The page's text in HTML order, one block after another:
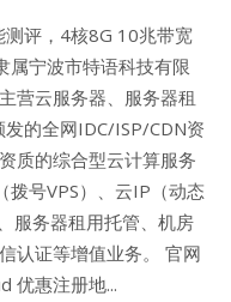
测评，4核8G 10兆带宽
属宁波市特语科技有限
营云服务器、服务器租
的全网IDC/ISP/CDN资
质的综合型云计算服务
拨号VPS）、云IP（动态
服务器租用托管、机房
认证等增值业务。 官网
优惠注册地...